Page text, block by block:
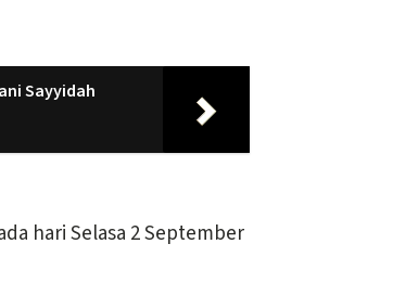
Sayyidah
hari Selasa 2 September